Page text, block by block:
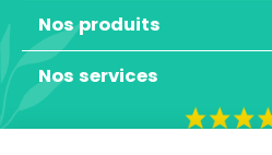
Nos produits
Nos services